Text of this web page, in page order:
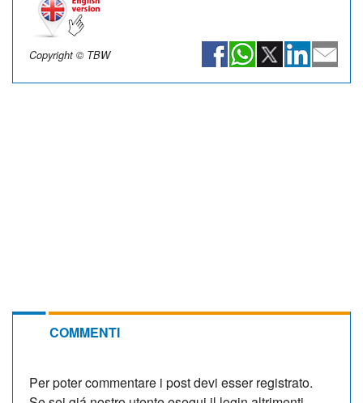
Copyright © TBW
COMMENTI
Per poter commentare i post devi esser registrato.